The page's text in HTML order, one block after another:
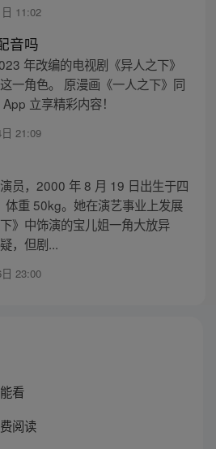
11:02
音吗
年改编的电视剧《异人之下》
一角色。 原漫画《一人之下》同
立享精彩内容！
21:09
员，2000 年 8 月 19 日出生于四
重 50kg。她在演艺事业上发展
》中饰演的宝儿姐一角大放异
，但剧...
23:00
看
阅读